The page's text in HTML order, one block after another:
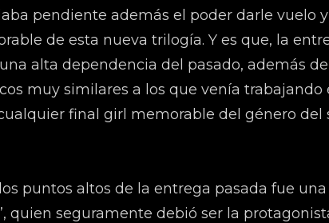
pendiente además el poder darle vuelo
de esta nueva trilogía. Y es que, la
alta dependencia del pasado, además
muy similares a los que venía trabajando
final girl memorable del género del
puntos altos de la entrega pasada fue una
quien seguramente debió ser la